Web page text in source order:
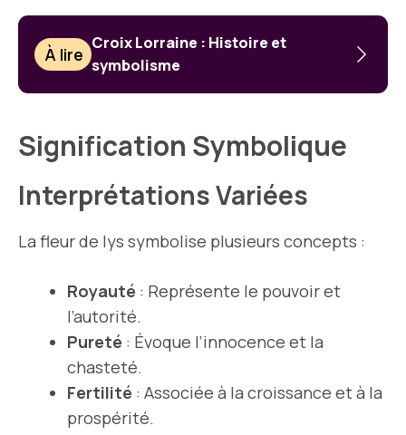
À lire
Croix Lorraine : Histoire et
symbolisme
Signification Symbolique
Interprétations Variées
La fleur de lys symbolise plusieurs concepts :
Royauté : Représente le pouvoir et
l’autorité.
Pureté : Évoque l’innocence et la
chasteté.
Fertilité : Associée à la croissance et à la
prospérité.